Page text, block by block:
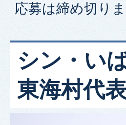
応募は締め切りま
シン・い
東海村代